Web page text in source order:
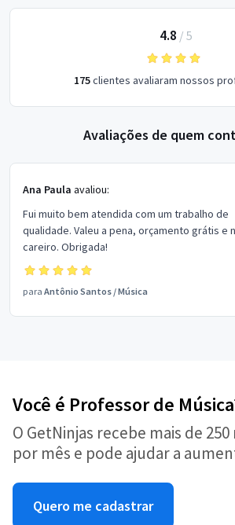
4.8 / 5
175clientes avaliaram nossos
Avaliações de quem
Ana Paula avaliou:
Fui muito bem atendida com um trabalho de
qualidade. Valeu a pena, orçamento grátis e
careiro. Obrigada!
para Antônio Santos /Música
Você é Professor de
O GetNinjas recebe mais de
por mês e pode ajudar a
Quero me cadastrar